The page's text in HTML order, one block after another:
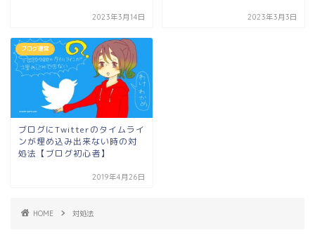
2023年3月14日 2023年3月3日
ブログ運営
ブログにTwitterのタイムライ
ンが埋め込み出来ない時の対
処法【ブログ初心者】
2019年4月26日
HOME 対処法